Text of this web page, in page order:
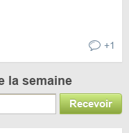
+1
la semaine
Recevoir